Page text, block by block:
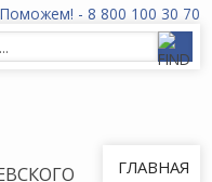
ГЛАВНАЯ